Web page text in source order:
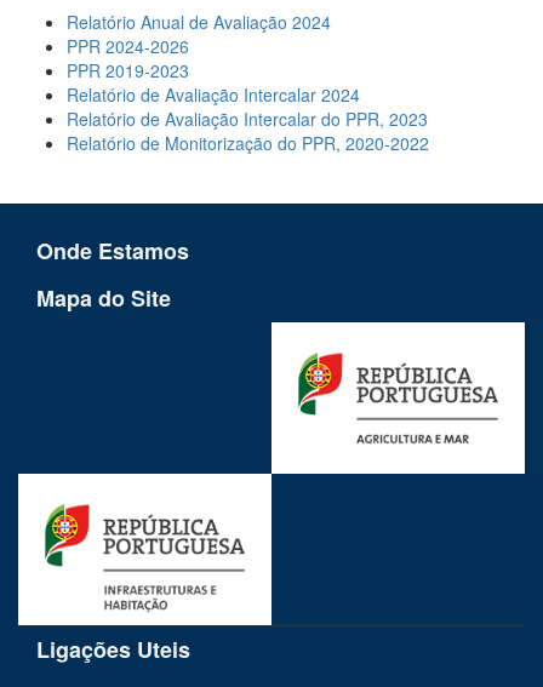
Relatório Anual de Avaliação 2024
PPR 2024-2026
PPR 2019-2023
Relatório de Avaliação Intercalar 2024
Relatório de Avaliação Intercalar do PPR, 2023
Relatório de Monitorização do PPR, 2020-2022
Onde Estamos
Mapa do Site
Ligações Uteis